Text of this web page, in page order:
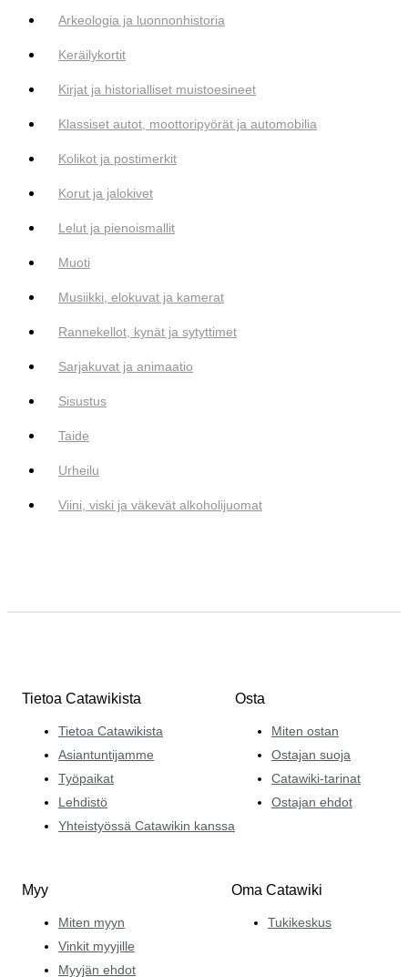
Arkeologia ja luonnonhistoria
Keräilykortit
Kirjat ja historialliset muistoesineet
Klassiset autot, moottoripyörät ja automobilia
Kolikot ja postimerkit
Korut ja jalokivet
Lelut ja pienoismallit
Muoti
Musiikki, elokuvat ja kamerat
Rannekellot, kynät ja sytyttimet
Sarjakuvat ja animaatio
Sisustus
Taide
Urheilu
Viini, viski ja väkevät alkoholijuomat
Tietoa Catawikista
Tietoa Catawikista
Asiantuntijamme
Työpaikat
Lehdistö
Yhteistyössä Catawikin kanssa
Osta
Miten ostan
Ostajan suoja
Catawiki-tarinat
Ostajan ehdot
Myy
Miten myyn
Vinkit myyjille
Myyjän ehdot
Oma Catawiki
Tukikeskus